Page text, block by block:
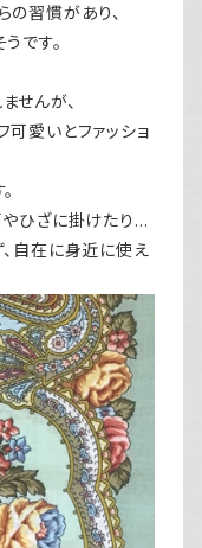
の習慣があり、
です。
せんが、
愛いとファッショ
やひざに掛けたり…
、自在に身近に使え